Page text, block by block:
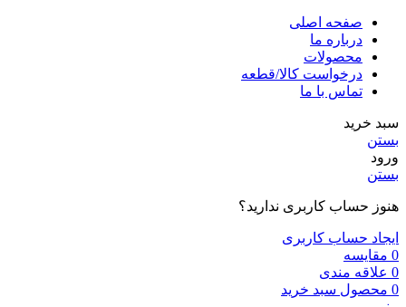
صفحه اصلی
درباره ما
محصولات
درخواست کالا/قطعه
تماس با ما
سبد خرید
بستن
ورود
بستن
هنوز حساب کاربری ندارید؟
ایجاد حساب کاربری
0 مقایسه
0 علاقه مندی
0 محصول سبد خرید